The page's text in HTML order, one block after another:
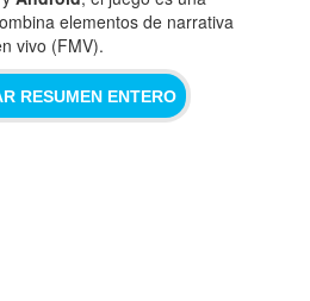
elementos de narrativa
vivo (FMV).
RESUMEN ENTERO